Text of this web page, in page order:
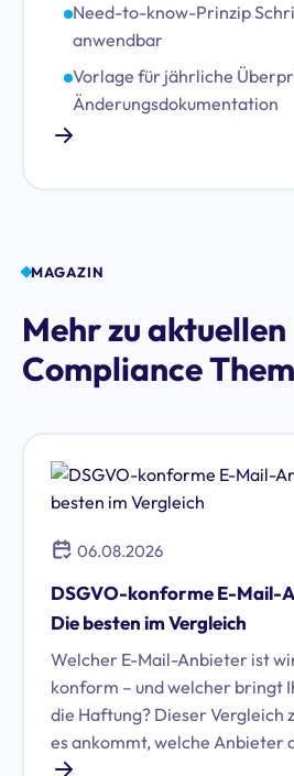
Need-to-know-Prinzip
anwendbar
Vorlage für jährliche
Änderungsdokumentation
MAGAZIN
Mehr zu aktuellen
Compliance
06.08.2026
DSGVO-konforme E-Mail-
Die besten im Vergleich
Welcher E-Mail-Anbieter ist
konform – und welcher bringt
die Haftung? Dieser Vergleich
es ankommt, welche Anbieter
erfüllen und wie Sie die richtige